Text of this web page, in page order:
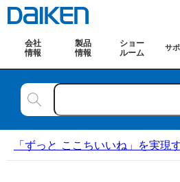
会社
情報
製品
情報
ショー
ルーム
サ
「ずっと ここちいいね」を実